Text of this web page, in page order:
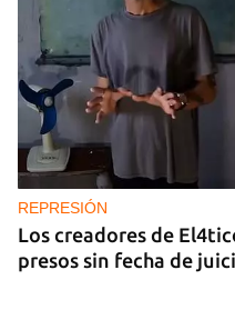
REPRESIÓN
Los creadores de
presos sin fecha de